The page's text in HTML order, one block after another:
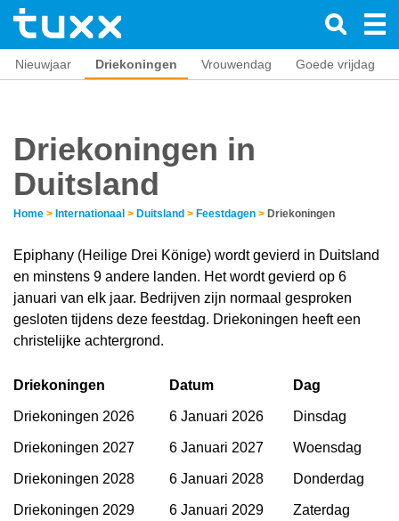
Nieuwjaar Driekoningen Vrouwendag Goede vrijdag
Driekoningen in
Duitsland
Home > Internationaal > Duitsland > Feestdagen > Driekoningen
Epiphany (Heilige Drei Könige) wordt gevierd in Duitsland
en minstens 9 andere landen. Het wordt gevierd op 6
januari van elk jaar. Bedrijven zijn normaal gesproken
gesloten tijdens deze feestdag. Driekoningen heeft een
christelijke achtergrond.
Driekoningen Datum Dag
Driekoningen 2026 6 Januari 2026 Dinsdag
Driekoningen 2027 6 Januari 2027 Woensdag
Driekoningen 2028 6 Januari 2028 Donderdag
Driekoningen 2029 6 Januari 2029 Zaterdag